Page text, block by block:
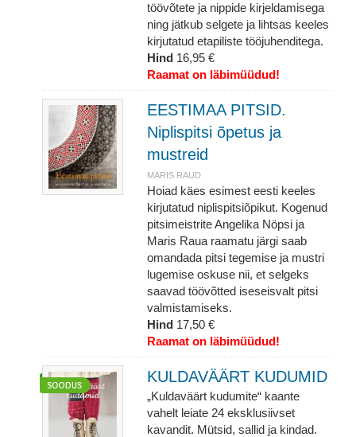
töövõtete ja nippide kirjeldamisega
ning jätkub selgete ja lihtsas keeles
kirjutatud etapiliste tööjuhenditega.
Hind 16,95 €
Raamat on läbimüüdud!
EESTIMAA PITSID.
Niplispitsi õpetus ja
mustreid
MARIS RAUD
Hoiad käes esimest eesti keeles
kirjutatud niplispitsiõpikut. Kogenud
pitsimeistrite Angelika Nöpsi ja
Maris Raua raamatu järgi saab
omandada pitsi tegemise ja mustri
lugemise oskuse nii, et selgeks
saavad töövõtted iseseisvalt pitsi
valmistamiseks.
Hind 17,50 €
Raamat on läbimüüdud!
KULDAVÄÄRT KUDUMID
„Kuldaväärt kudumite“ kaante
vahelt leiate 24 eksklusiivset
kavandit. Mütsid, sallid ja kindad.